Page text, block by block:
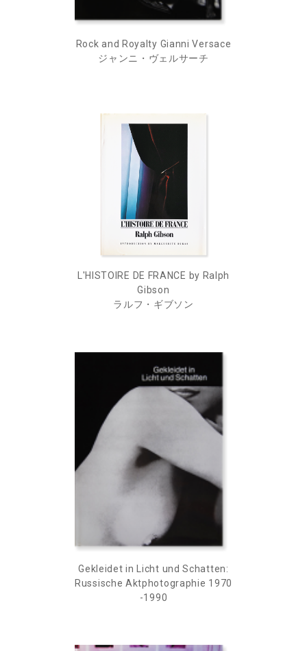
Rock and Royalty Gianni Versace
ジャンニ・ヴェルサーチ
L'HISTOIRE DE FRANCE by Ralph
Gibson
ラルフ・ギブソン
Gekleidet in Licht und Schatten:
Russische Aktphotographie 1970
-1990